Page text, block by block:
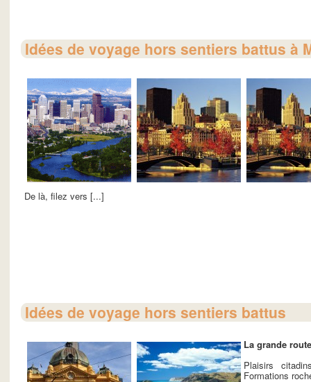
Idées de voyage hors sentiers battus à
De là, filez vers [...]
Idées de voyage hors sentiers battus
La grande
Plaisirs
Formations